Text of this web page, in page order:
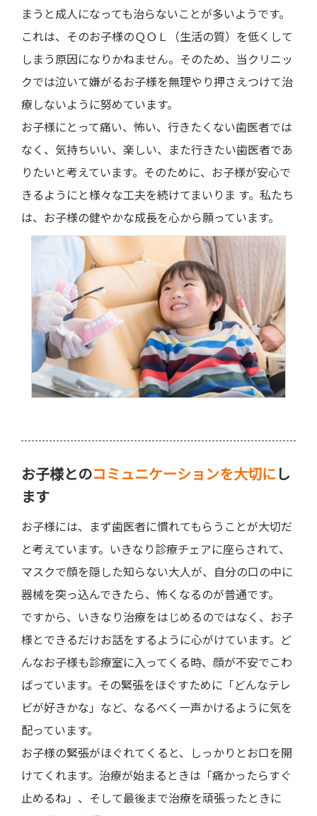
まうと成人になっても治らないことが多いようです。
これは、そのお子様のＱＯＬ（生活の質）を低くして
しまう原因になりかねません。そのため、当クリニッ
クでは泣いて嫌がるお子様を無理やり押さえつけて治
療しないように努めています。
お子様にとって痛い、怖い、行きたくない歯医者では
なく、気持ちいい、楽しい、また行きたい歯医者であ
りたいと考えています。そのために、お子様が安心で
きるようにと様々な工夫を続けてまいりま す。私たち
は、お子様の健やかな成長を心から願っています。
お子様とのコミュニケーションを大切に し
ます
お子様には、まず歯医者に慣れてもらうことが大切だ
と考えています。いきなり診療チェアに座らされて、
マスクで顔を隠した知らない大人が、自分の口の中に
器械を突っ込んできたら、怖くなるのが普通です。
ですから、いきなり治療をはじめるのではなく、お子
様とできるだけお話をするように心がけています。ど
んなお子様も診療室に入ってくる時、顔が不安でこわ
ばっています。その緊張をほぐすために「どんなテレ
ビが好きかな」など、なるべく一声かけるように気を
配っています。
お子様の緊張がほぐれてくると、しっかりとお口を開
けてくれます。治療が始まるときは「痛かったらすぐ
止めるね」、そして最後まで治療を頑張ったときに